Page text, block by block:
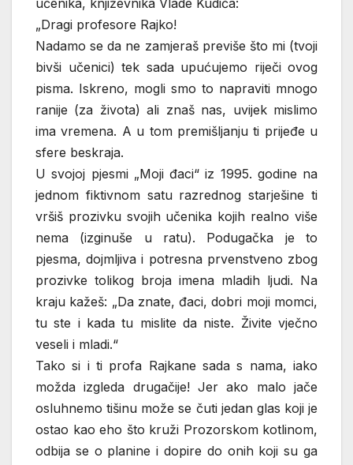
učenika, književnika Vlade Kudića:
„Dragi profesore Rajko!
Nadamo se da ne zamjeraš previše što mi (tvoji
bivši učenici) tek sada upućujemo riječi ovog
pisma. Iskreno, mogli smo to napraviti mnogo
ranije (za života) ali znaš nas, uvijek mislimo
ima vremena. A u tom premišljanju ti prijeđe u
sfere beskraja.
U svojoj pjesmi „Moji đaci“ iz 1995. godine na
jednom fiktivnom satu razrednog starješine ti
vršiš prozivku svojih učenika kojih realno više
nema (izginuše u ratu). Podugačka je to
pjesma, dojmljiva i potresna prvenstveno zbog
prozivke tolikog broja imena mladih ljudi. Na
kraju kažeš: „Da znate, đaci, dobri moji momci,
tu ste i kada tu mislite da niste. Živite vječno
veseli i mladi.“
Tako si i ti profa Rajkane sada s nama, iako
možda izgleda drugačije! Jer ako malo jače
osluhnemo tišinu može se čuti jedan glas koji je
ostao kao eho što kruži Prozorskom kotlinom,
odbija se o planine i dopire do onih koji su ga